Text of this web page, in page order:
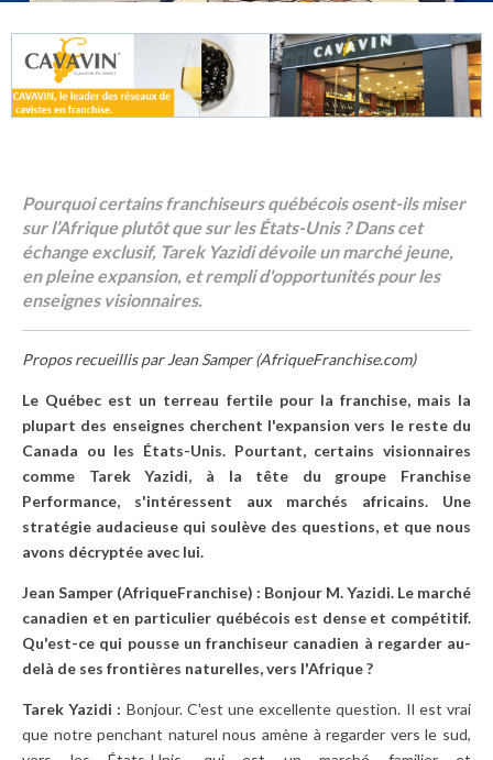
Pourquoi certains franchiseurs québécois osent-ils miser
sur l’Afrique plutôt que sur les États-Unis ? Dans cet
échange exclusif, Tarek Yazidi dévoile un marché jeune,
en pleine expansion, et rempli d'opportunités pour les
enseignes visionnaires.
Propos recueillis par Jean Samper (AfriqueFranchise.com)
Le Québec est un terreau fertile pour la franchise, mais la
plupart des enseignes cherchent l'expansion vers le reste du
Canada ou les États-Unis. Pourtant, certains visionnaires
comme Tarek Yazidi, à la tête du groupe Franchise
Performance, s'intéressent aux marchés africains. Une
stratégie audacieuse qui soulève des questions, et que nous
avons décryptée avec lui.
Jean Samper (AfriqueFranchise) : Bonjour M. Yazidi. Le marché
canadien et en particulier québécois est dense et compétitif.
Qu'est-ce qui pousse un franchiseur canadien à regarder au-
delà de ses frontières naturelles, vers l'Afrique ?
Tarek Yazidi : Bonjour. C'est une excellente question. Il est vrai
que notre penchant naturel nous amène à regarder vers le sud,